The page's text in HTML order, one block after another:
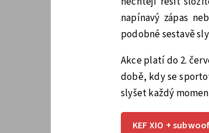
napínavý zápas
podobné sestavě
Akce platí do 2.
době, kdy se
slyšet každý
KEF XIO +